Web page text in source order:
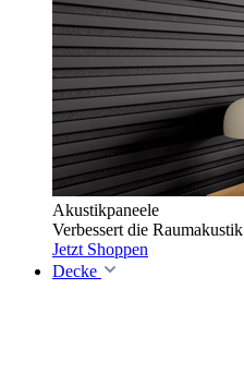
Akustikpaneele
Verbessert die Raumakustik
Jetzt Shoppen
Decke